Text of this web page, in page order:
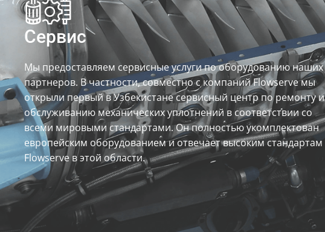
Сервис
Мы предоставляем сервисные услуги по оборудованию наших
партнеров. В частности, совместно с компаний Flowserve мы
открыли первый в Узбекистане сервисный центр по ремонту и
обслуживанию механических уплотнений в соответствии со
всеми мировыми стандартами. Он полностью укомплектован
европейским оборудованием и отвечает высоким стандартам
Flowserve в этой области.